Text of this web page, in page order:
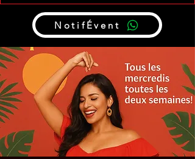
NotifÉvent